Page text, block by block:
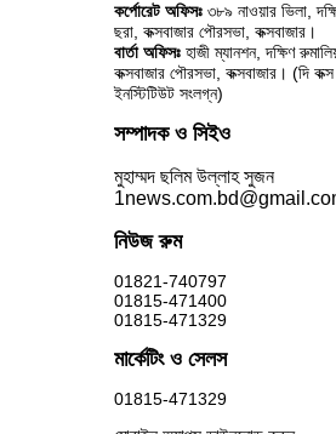
কর্পোরেট অফিসঃ ৩৮৯ নাওয়ার ভিলা,
ছরা, কক্সবাজার পৌরসভা, কক্সবাজার।
বার্তা অফিসঃহাজী ম্যানশন, দক্ষিণ
কক্সবাজার পৌরসভা, কক্সবাজার। (দি কক্স
ইনস্টিটিউট সংলগ্ন)
সম্পাদক ও সিইও
মুহাম্মদ ছলিম উল্লাহ সুজন
নিউজ রুম
01821-740797
01815-471400
01815-471329
মার্কেটিং ও সেলস
01815-471329